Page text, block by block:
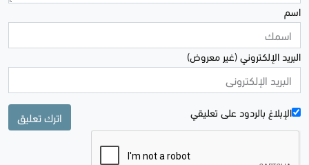
اسم
البريد الإلكتروني (غير معروض)
الإبلاغ بالردود علی تعليقي اترك تعليق